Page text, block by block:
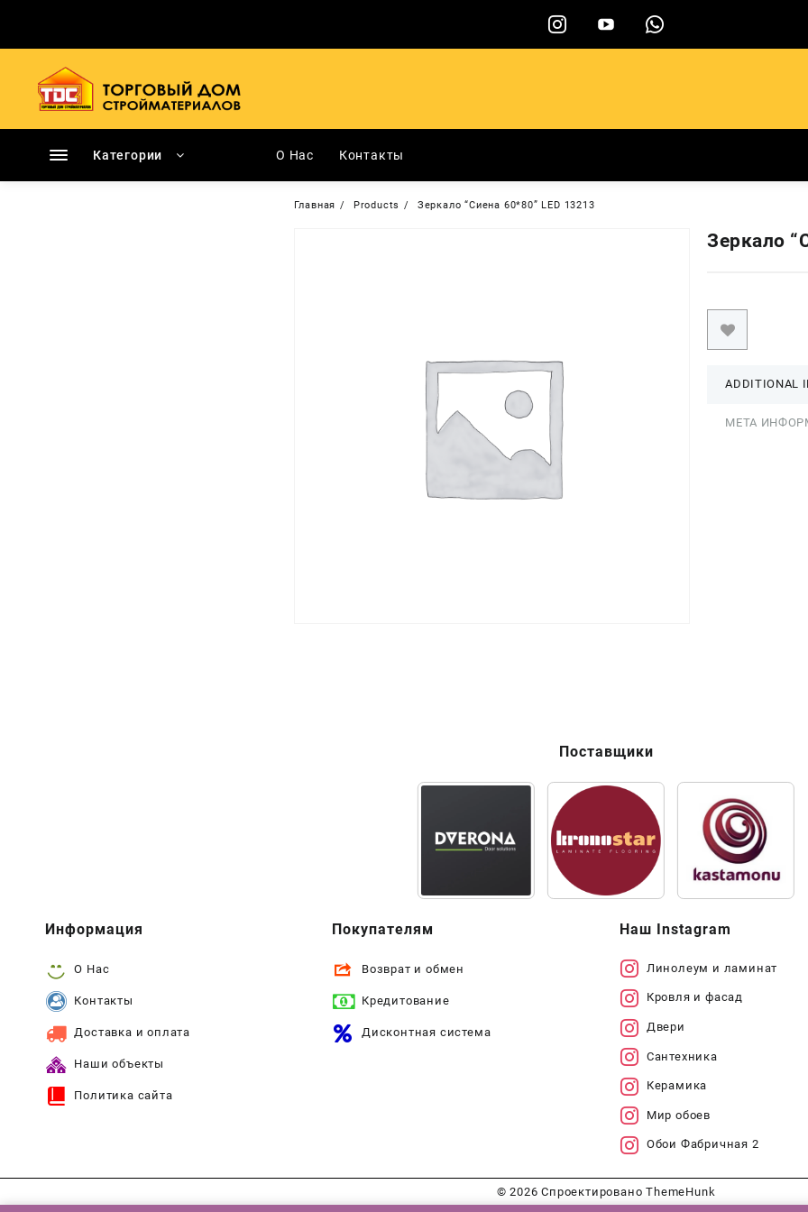
содержимому
Категории О Нас Контакты
Главная Products Зеркало “Сиена 60*80” LED 13213
Зеркало
ADDITIONAL
МЕТА
Поставщики
Информация
О Нас
Контакты
Доставка и оплата
Наши объекты
Политика сайта
Покупателям
Возврат и обмен
Кредитование
Дисконтная система
Наш Instagram
Линолеум и ламинат
Кровля и фасад
Двери
Сантехника
Керамика
Мир обоев
Обои Фабричная 2
© 2026Спроектировано ThemeHunk